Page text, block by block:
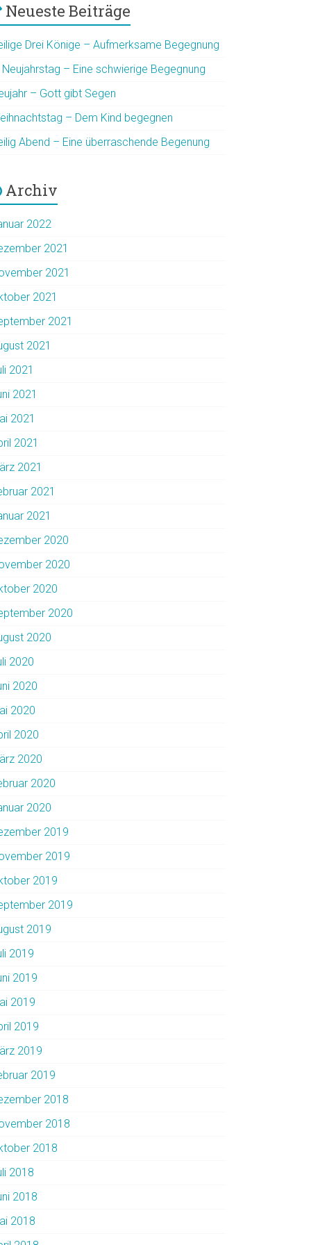
Neueste Beiträge
Drei Könige – Aufmerksame Begegnung
Neujahrstag – Eine schwierige Begegnung
– Gott gibt Segen
– Dem Kind begegnen
Abend – Eine überraschende Begenung
Archiv
2022
2021
2021
2021
2021
2021
2021
2021
2021
2021
2021
2021
2021
2020
2020
2020
2020
2020
2020
2020
2020
2020
2020
2020
2020
2019
2019
2019
2019
2019
2019
2019
2019
2019
2019
2019
2018
2018
2018
2018
2018
2018